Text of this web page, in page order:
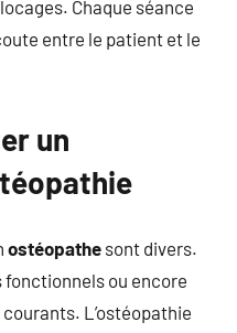
Chaque séance
entre le patient et le
un
ostéopathe sont divers.
ou encore
L’ostéopathie